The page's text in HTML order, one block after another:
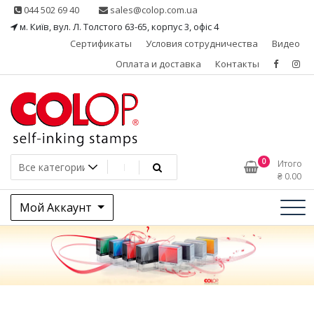
Skip 044 502 69 40
sales@colop.com.ua
м. Київ, вул. Л. Толстого 63-65, корпус 3, офіс 4
Сертификаты
Условия сотрудничества
Видео
Оплата и доставка
Контакты
КОЛОП – эксклюзивный
представитель в Украине
одного из ведущих
производителей
штемпельной продукции,
0
Итого
₴ 0.00
Мой Аккаунт